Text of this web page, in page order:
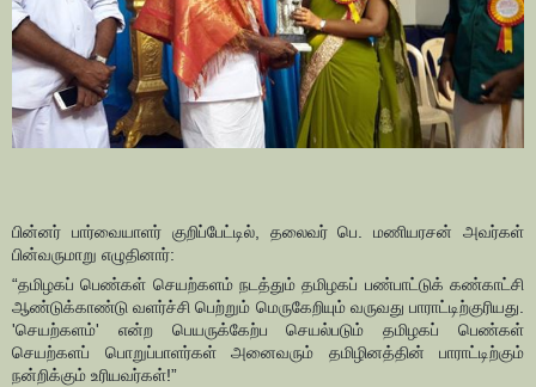
பின்னர் பார்வையாளர் குறிப்பேட்டில், தலைவர் பெ. மணியரசன் அவர்கள்
பின்வருமாறு எழுதினார்:
“தமிழகப் பெண்கள் செயற்களம் நடத்தும் தமிழகப் பண்பாட்டுக் கண்காட்சி
ஆண்டுக்காண்டு வளர்ச்சி பெற்றும் மெருகேறியும் வருவது பாராட்டிற்குரியது.
'செயற்களம்' என்ற பெயருக்கேற்ப செயல்படும் தமிழகப் பெண்கள்
செயற்களப் பொறுப்பாளர்கள் அனைவரும் தமிழினத்தின் பாராட்டிற்கும்
நன்றிக்கும் உரியவர்கள்!”